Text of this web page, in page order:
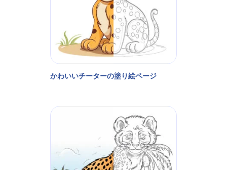
かわいいチーターの塗り絵ページ